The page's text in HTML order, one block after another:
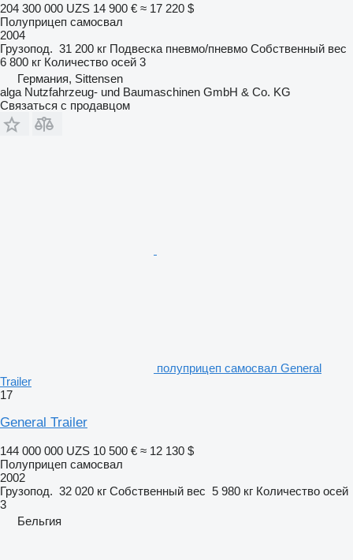
204 300 000 UZS 14 900 € ≈ 17 220 $
Полуприцеп самосвал
2004
Грузопод. 31 200 кг Подвеска пневмо/пневмо Собственный вес
6 800 кг Количество осей 3
Германия, Sittensen
alga Nutzfahrzeug- und Baumaschinen GmbH & Co. KG
Связаться с продавцом
полуприцеп самосвал General
Trailer
17
General Trailer
144 000 000 UZS 10 500 € ≈ 12 130 $
Полуприцеп самосвал
2002
Грузопод. 32 020 кг Собственный вес 5 980 кг Количество осей
3
Бельгия